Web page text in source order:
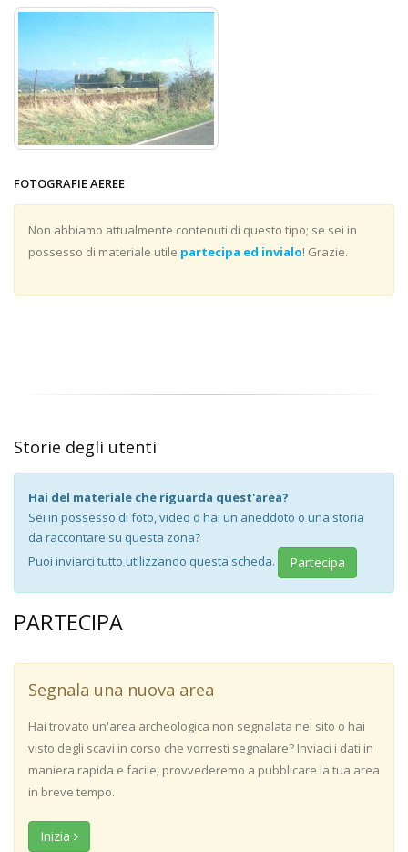
FOTOGRAFIE AEREE
Non abbiamo attualmente contenuti di questo tipo; se sei in
possesso di materiale utile partecipa ed invialo! Grazie.
Storie degli utenti
Hai del materiale che riguarda quest'area?
Sei in possesso di foto, video o hai un aneddoto o una storia
da raccontare su questa zona?
Puoi inviarci tutto utilizzando questa scheda.
Partecipa
PARTECIPA
Segnala una nuova area
Hai trovato un'area archeologica non segnalata nel sito o hai
visto degli scavi in corso che vorresti segnalare? Inviaci i dati in
maniera rapida e facile; provvederemo a pubblicare la tua area
in breve tempo.
Inizia